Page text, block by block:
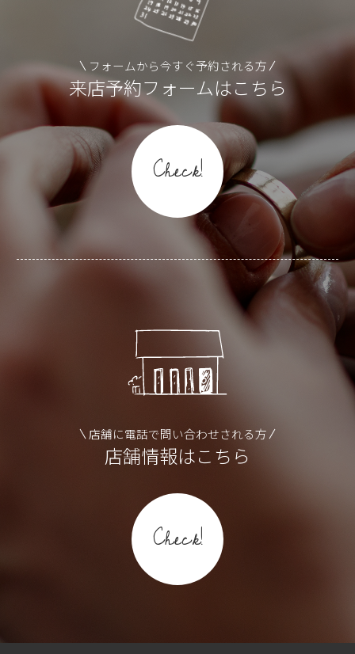
フォームから今すぐ予約される方
来店予約フォームはこちら
Check!
店舗に電話で問い合わせされる方
店舗情報はこちら
Check!